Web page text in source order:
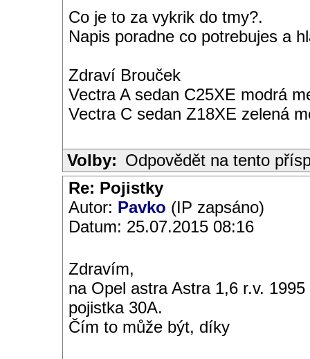
Co je to za vykrik do tmy?.
Napis poradne co potrebujes a
Zdraví Brouček
Vectra A sedan C25XE modrá
Vectra C sedan Z18XE zelená
Volby: Odpovědět na tento
Re: Pojistky
Autor: Pavko (IP zapsáno)
Datum: 25.07.2015 08:16
Zdravím,
na Opel astra Astra 1,6 r.v.
pojistka 30A.
Čím to může být, díky